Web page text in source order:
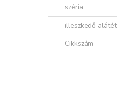
széria
illeszkedő alátét
Cikkszám